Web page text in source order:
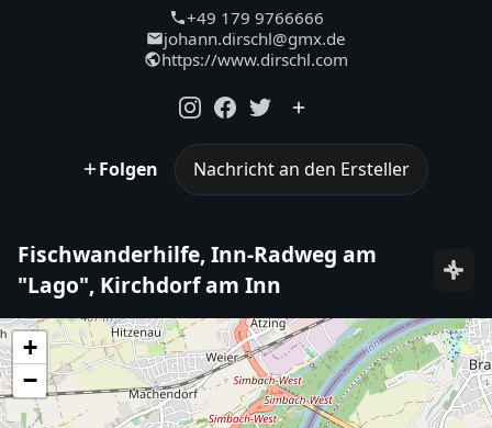
+49 179 9766666
johann.dirschl@gmx.de
https://www.dirschl.com
Folgen Nachricht an den Ersteller
Fischwanderhilfe, Inn-Radweg am
"Lago", Kirchdorf am Inn
+
−